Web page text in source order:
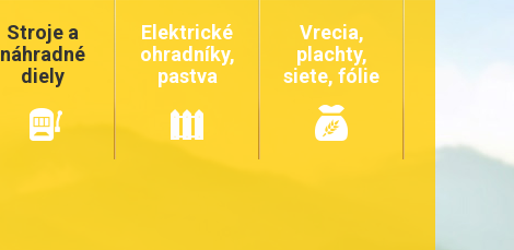
Stroje a
náhradné
diely
Elektrické
ohradníky,
pastva
Vrecia,
plachty,
siete, fólie